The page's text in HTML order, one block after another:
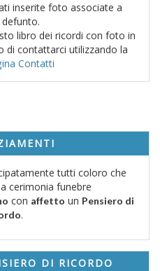
inserite foto associate a
libro dei ricordi con foto in
di contattarci utilizzando la
Contatti
tutti coloro che
cerimonia funebre
con affetto un Pensiero di
.
DI RICORDO